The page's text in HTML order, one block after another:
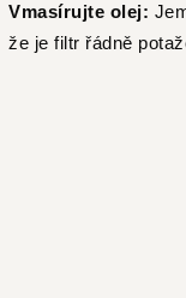
Vmasírujte olej:
že je filtr řádně